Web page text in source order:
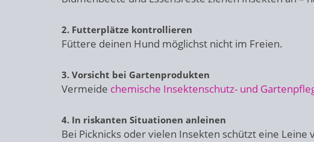
2. Futterplätze kontrollieren
Füttere deinen Hund möglichst nicht im Freien.
3. Vorsicht bei Gartenprodukten
Vermeide chemische Insektenschutz- und
4. In riskanten Situationen anleinen
Bei Picknicks oder vielen Insekten schützt eine